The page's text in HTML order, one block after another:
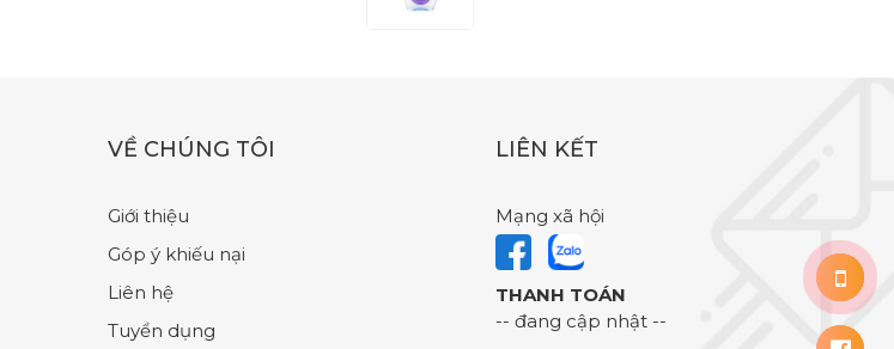
VỀ CHÚNG TÔI
Giới thiệu
Góp ý khiếu nại
Liên hệ
Tuyển dụng
LIÊN KẾT
Mạng xã hội
THANH TOÁN
-- đang cập nhật --